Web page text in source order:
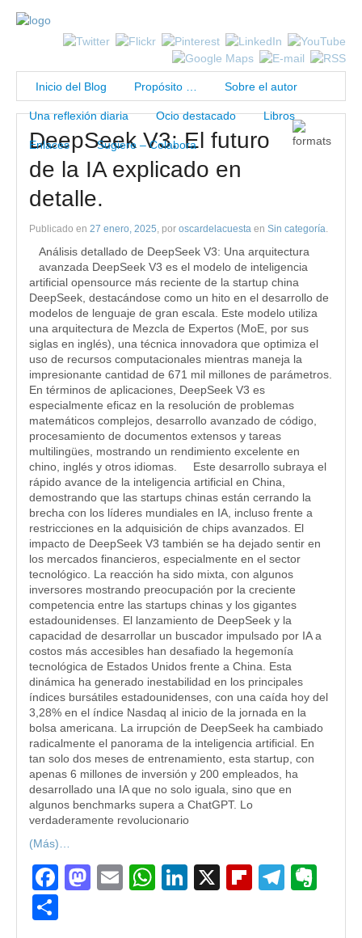
Inicio del Blog Propósito … Sobre el autor
Una reflexión diaria Ocio destacado Libros
Enlaces Sugiere – Colabora
DeepSeek V3: El futuro
de la IA explicado en
detalle.
Publicado en 27 enero, 2025, por oscardelacuesta en Sin categoría.
Análisis detallado de DeepSeek V3: Una arquitectura
avanzada DeepSeek V3 es el modelo de inteligencia
artificial opensource más reciente de la startup china
DeepSeek, destacándose como un hito en el desarrollo de
modelos de lenguaje de gran escala. Este modelo utiliza
una arquitectura de Mezcla de Expertos (MoE, por sus
siglas en inglés), una técnica innovadora que optimiza el
uso de recursos computacionales mientras maneja la
impresionante cantidad de 671 mil millones de parámetros.
En términos de aplicaciones, DeepSeek V3 es
especialmente eficaz en la resolución de problemas
matemáticos complejos, desarrollo avanzado de código,
procesamiento de documentos extensos y tareas
multilingües, mostrando un rendimiento excelente en
chino, inglés y otros idiomas. Este desarrollo subraya el
rápido avance de la inteligencia artificial en China,
demostrando que las startups chinas están cerrando la
brecha con los líderes mundiales en IA, incluso frente a
restricciones en la adquisición de chips avanzados. El
impacto de DeepSeek V3 también se ha dejado sentir en
los mercados financieros, especialmente en el sector
tecnológico. La reacción ha sido mixta, con algunos
inversores mostrando preocupación por la creciente
competencia entre las startups chinas y los gigantes
estadounidenses. El lanzamiento de DeepSeek y la
capacidad de desarrollar un buscador impulsado por IA a
costos más accesibles han desafiado la hegemonía
tecnológica de Estados Unidos frente a China. Esta
dinámica ha generado inestabilidad en los principales
índices bursátiles estadounidenses, con una caída hoy del
3,28% en el índice Nasdaq al inicio de la jornada en la
bolsa americana. La irrupción de DeepSeek ha cambiado
radicalmente el panorama de la inteligencia artificial. En
tan solo dos meses de entrenamiento, esta startup, con
apenas 6 millones de inversión y 200 empleados, ha
desarrollado una IA que no solo iguala, sino que en
algunos benchmarks supera a ChatGPT. Lo
verdaderamente revolucionario
(Más)…
Facebook
Mastodon
EmailWhatsApp
LinkedIn
X Flipboard